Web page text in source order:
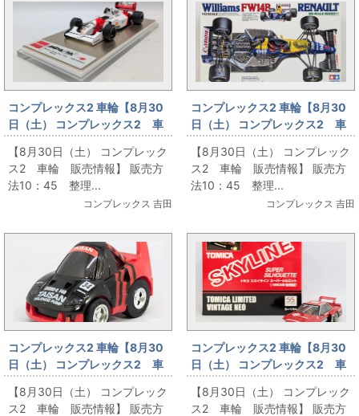
コンプレックス2 車輪【8月30
日（土） コンプレックス2 車
輪 販売情報】8
【8月30日（土） コンプレック
ス2 車輪 販売情報】 販売方
法10：45 整理...
コンプレックス 吉田
コンプレックス2 車輪【8月30
日（土） コンプレックス2 車
輪 販売情報】9
【8月30日（土） コンプレック
ス2 車輪 販売情報】 販売方
法10：45 整理...
コンプレックス 吉田
コンプレックス2 車輪【8月30
日（土） コンプレックス2 車
輪 販売情報】10
【8月30日（土） コンプレック
ス2 車輪 販売情報】 販売方
コンプレックス2 車輪【8月30
日（土） コンプレックス2 車
輪 販売情報】11
【8月30日（土） コンプレック
ス2 車輪 販売情報】 販売方